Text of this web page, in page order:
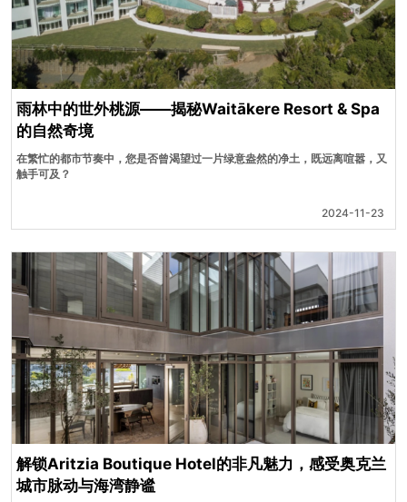
雨林中的世外桃源——揭秘Waitākere Resort & Spa
的自然奇境
在繁忙的都市节奏中，您是否曾渴望过一片绿意盎然的净土，既远离喧嚣，又
触手可及？
2024-11-23
解锁Aritzia Boutique Hotel的非凡魅力，感受奥克兰
城市脉动与海湾静谧